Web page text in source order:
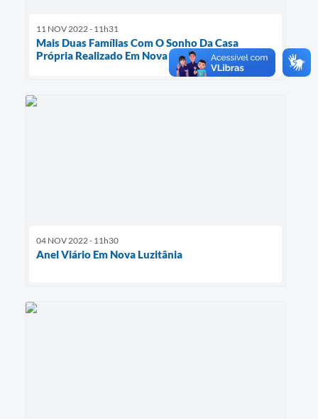
11 NOV 2022 - 11h31
Mais Duas Famílias Com O Sonho Da Casa
Própria Realizado Em Nova Luzitânia
04 NOV 2022 - 11h30
Anel Viário Em Nova Luzitânia